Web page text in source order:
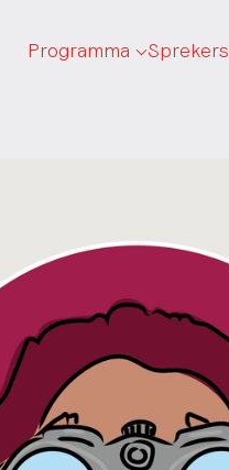
Programma Sprekers